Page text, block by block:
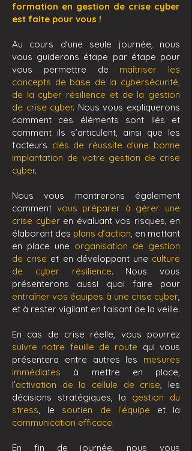
formation en gestion de crise cyber
est faite pour vous !
Au cours d’une seule journée, nous
vous guiderons étape par étape pour
vous permettre de maîtriser les
concepts de base de la cybersécurité,
de la cyber résilience et de la gestion
de crise cyber. Nous vous expliquerons
comment ces éléments sont liés et
comment ils s’articulent, ainsi que les
facteurs clés de réussite d’une bonne
implantation de votre gestion de crise
cyber.
Nous vous montrerons également
comment vous préparer à gérer une
crise cyberen évaluant vos risques, en
élaborant des plans d’action, en mettant
en place une organisation de gestion
de crise et en développant une culture
de cyber résilience. Nous vous
présenterons aussi quoi faire pour
entraîner vos équipes à une crise cyber,
et à rester vigilant en faisant de la veille.
En cas de crise réelle, vous pourrez
suivre notre feuille de route qui vous
présentera entre autres les mesures
immédiates à mettre en place,
l’activation de la cellule de crise, les
décisions stratégiques, la gestion du
stress, le soutien de l’équipe et la
communication efficace.
En fin de journée, nous vous